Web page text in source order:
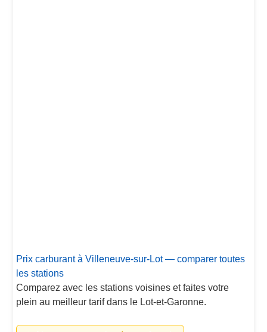
Prix carburant à Villeneuve-sur-Lot — comparer toutes
les stations
Comparez avec les stations voisines et faites votre
plein au meilleur tarif dans le Lot-et-Garonne.